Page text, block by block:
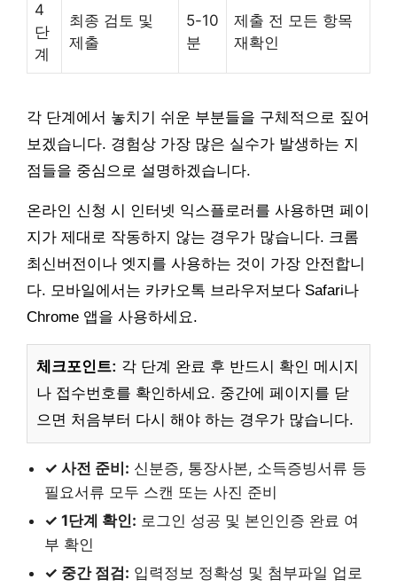
4
단
계
최종 검토 및
제출
5-10
분
제출 전 모든 항목
재확인
각 단계에서 놓치기 쉬운 부분들을 구체적으로 짚어
보겠습니다. 경험상 가장 많은 실수가 발생하는 지
점들을 중심으로 설명하겠습니다.
온라인 신청 시 인터넷 익스플로러를 사용하면 페이
지가 제대로 작동하지 않는 경우가 많습니다. 크롬
최신버전이나 엣지를 사용하는 것이 가장 안전합니
다. 모바일에서는 카카오톡 브라우저보다 Safari나
Chrome 앱을 사용하세요.
체크포인트: 각 단계 완료 후 반드시 확인 메시지
나 접수번호를 확인하세요. 중간에 페이지를 닫
으면 처음부터 다시 해야 하는 경우가 많습니다.
✓ 사전 준비: 신분증, 통장사본, 소득증빙서류 등
필요서류 모두 스캔 또는 사진 준비
✓ 1단계 확인: 로그인 성공 및 본인인증 완료 여
부 확인
✓ 중간 점검: 입력정보 정확성 및 첨부파일 업로